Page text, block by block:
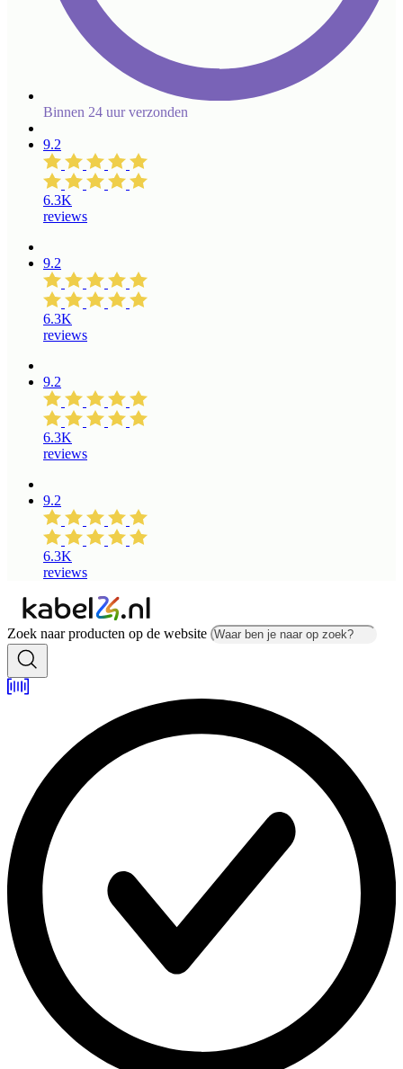
Binnen 24 uur verzonden
9.2
6.3K
reviews
9.2
6.3K
reviews
9.2
6.3K
reviews
9.2
6.3K
reviews
Zoek naar producten op de website